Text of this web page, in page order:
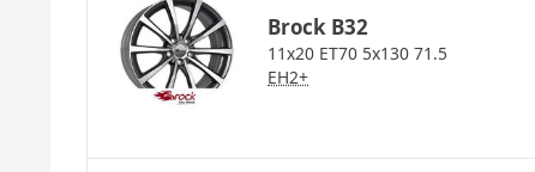
Brock B32
11x20 ET70 5x130 71.5
EH2+